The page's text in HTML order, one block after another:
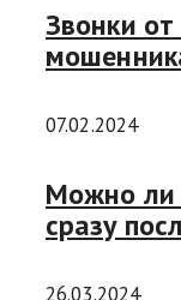
Звонки
07.02.2024
Можно ли
сразу
26.03.2024